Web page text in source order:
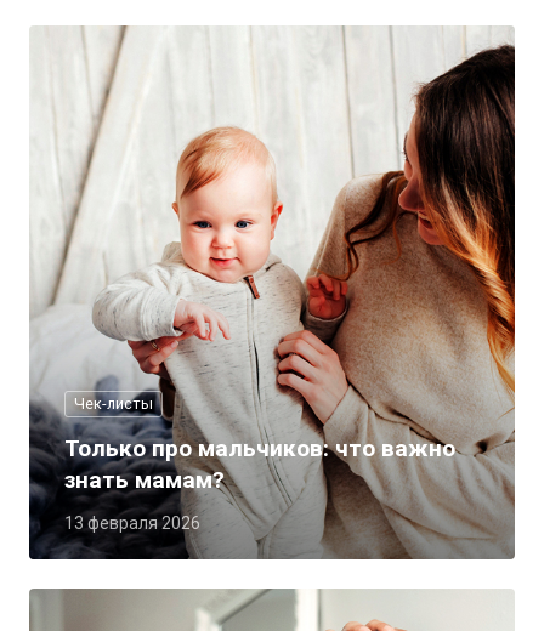
Чек-листы
13 февраля 2026
Только про мальчиков: что важно
знать мамам?